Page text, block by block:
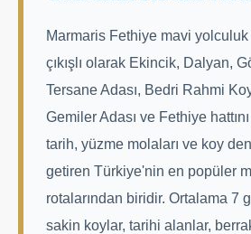
Marmaris Fethiye mavi yolculuk
çıkışlı olarak Ekincik, Dalyan,
Tersane Adası, Bedri Rahmi
Gemiler Adası ve Fethiye
tarih, yüzme molaları ve koy
getiren Türkiye'nin en popüler
rotalarından biridir. Ortalama 7
sakin koylar, tarihi alanlar,